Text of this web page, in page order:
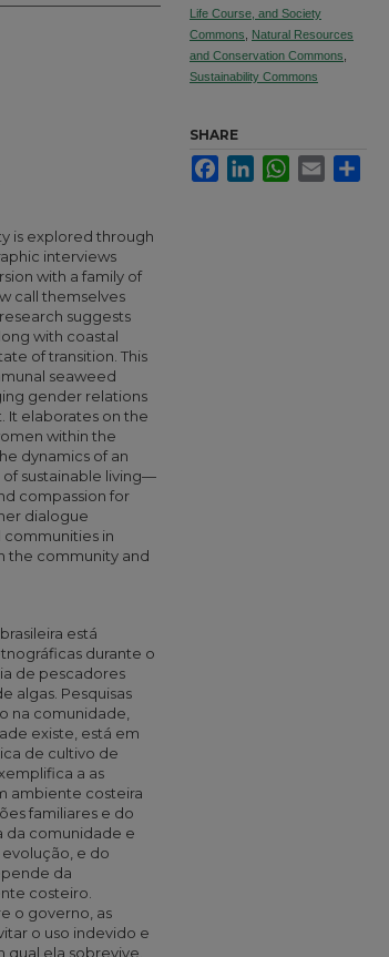
is explored through
interviews
with a family of
call themselves
suggests
with coastal
of transition. This
seaweed
gender relations
It elaborates on the
within the
dynamics of an
sustainable living—
compassion for
dialogue
in
the community and
está
durante o
de pescadores
algas. Pesquisas
na comunidade,
existe, está em
de cultivo de
a as
ambiente costeira
familiares e do
da comunidade e
e do
da
costeiro.
o governo, as
o uso indevido e
ela sobrevive.
Life Course, and Society
Commons
Natural Resources
and Conservation Commons
Sustainability Commons
SHARE
FacebookLinkedInWhatsApp
Email